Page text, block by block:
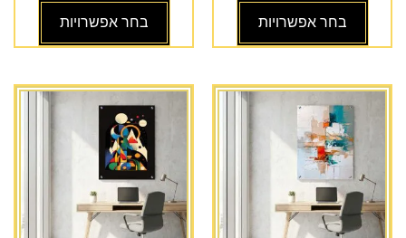
בחר אפשרויות בחר אפשרויות